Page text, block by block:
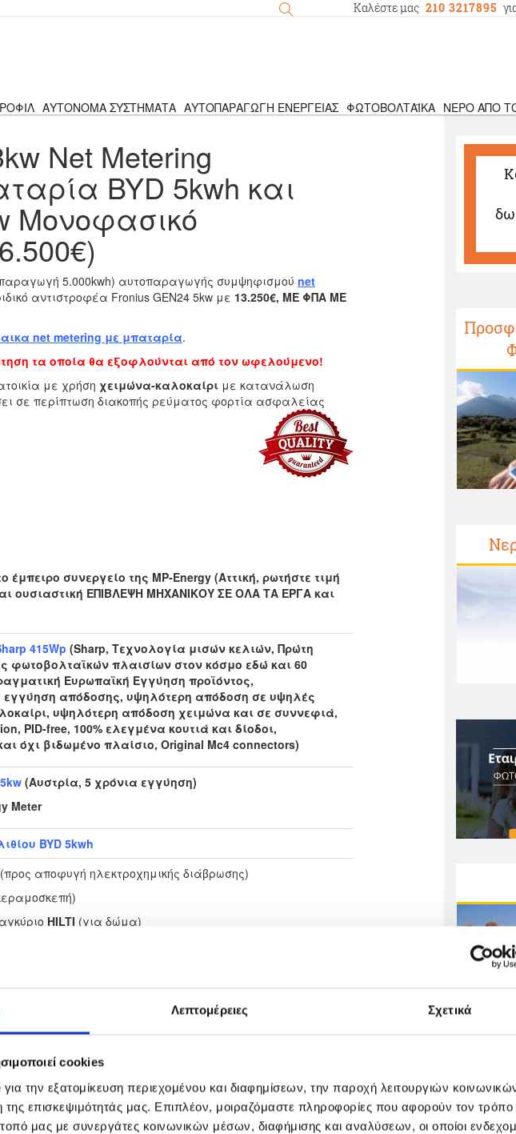
Λεπτομέρειες Σχετικά
cookies
την εξατομίκευση περιεχομένου και διαφημίσεων, την παροχή λειτουργιών
επισκεψιμότητάς μας. Επιπλέον, μοιραζόμαστε πληροφορίες που αφορούν τον
μας με συνεργάτες κοινωνικών μέσων, διαφήμισης και αναλύσεων, οι οποίοι
Καλέστε μας 210 3217895
ΑΥΤΌΝΟΜΑ ΣΥΣΤΉΜΑΤΑ ΑΥΤΟΠΑΡΑΓΩΓΉ ΕΝΈΡΓΕΙΑΣ ΦΩΤΟΒΟΛΤΑΪΚΆ ΝΕΡΌ ΑΠΌ
Net Metering
BYD 5kwh και
Μονοφασικό
5.000kwh) αυτοπαραγωγής συμψηφισμού net
αντιστροφέα Fronius GEN24 5kw με 13.250€, ΜΕ ΦΠΑ ΜΕ
net metering με μπαταρία.
τα οποία θα εξοφλούνται από τον ωφελούμενο!
με χρήση χειμώνα-καλοκαίρι με κατανάλωση
σε περίπτωση διακοπής ρεύματος φορτία ασφαλείας
συνεργείο της MP-Energy (Αττική, ρωτήστε τιμή
ουσιαστική ΕΠΙΒΛΕΨΗ ΜΗΧΑΝΙΚΟΥ ΣΕ ΟΛΑ ΤΑ ΕΡΓΑ και
415Wp (Sharp, Τεχνολογία μισών κελιών, Πρώτη
φωτοβολταϊκών πλαισίων στον κόσμο εδώ και 60
Ευρωπαϊκή Εγγύηση προϊόντος,
εγγύηση απόδοσης, υψηλότερη απόδοση σε υψηλές
υψηλότερη απόδοση χειμώνα και σε συννεφιά,
PID-free, 100% ελεγμένα κουτιά και δίοδοι,
όχι βιδωμένο πλαίσιο, Original Mc4 connectors)
(Αυστρία, 5 χρόνια εγγύηση)
Meter
BYD 5kwh
(προς αποφυγή ηλεκτροχημικής διάβρωσης)
HILTI (για δώμα)
- Ασφάλειες μπαταριών - Ac πίνακας
2 ετών (πέραν των επιμέρους εγγυήσεων).
ρυθμιστή με υπολογιστή.
συνθήκης λειτουργίας και κάθε πιθανής βλάβης.